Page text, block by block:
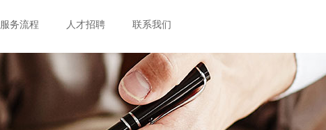
服务流程 人才招聘 联系我们